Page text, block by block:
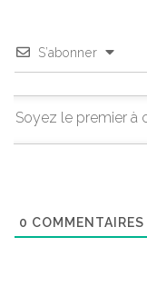
S’abonner
0 COMMENTAIRES